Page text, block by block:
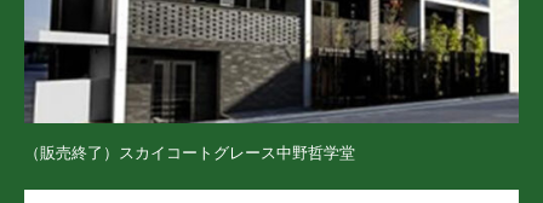
（販売終了）スカイコートグレース中野哲学堂